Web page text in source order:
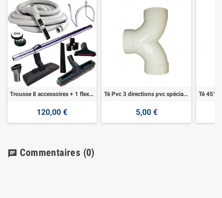
Trousse 8 accessoires + 1 flexible 7,60 m
120,00 €
Té Pvc 3 directions pvc spécial aspiration
5,00 €
chat Commentaires (0)